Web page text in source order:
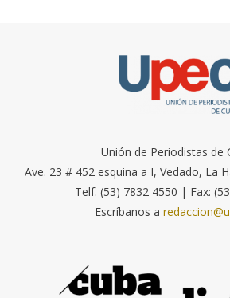
Unión de Periodistas de
Ave. 23 # 452 esquina a I, Vedado, La
Telf. (53) 7832 4550 | Fax:
Escríbanos a